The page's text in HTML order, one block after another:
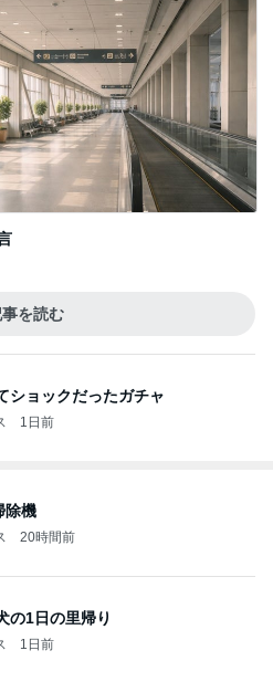
を読む
ショックだったガチャ
1日前
除機
20時間前
の1日の里帰り
1日前